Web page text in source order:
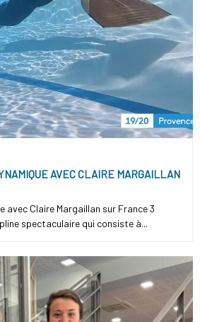
AVEC CLAIRE MARGAILLAN
avec Claire Margaillan sur France 3
spectaculaire qui consiste à...